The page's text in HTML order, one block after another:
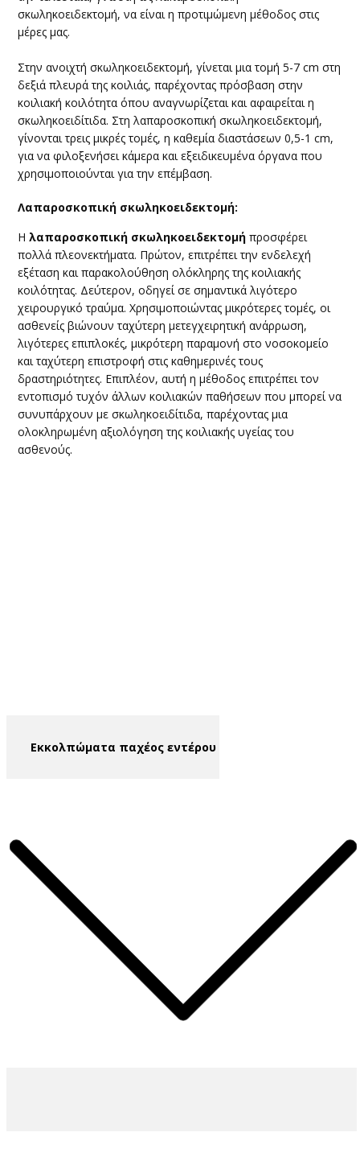
σκωληκοειδεκτομή, να είναι η προτιμώμενη μέθοδος στις
μέρες μας.
Στην ανοιχτή σκωληκοειδεκτομή, γίνεται μια τομή 5-7 cm στη
δεξιά πλευρά της κοιλιάς, παρέχοντας πρόσβαση στην
κοιλιακή κοιλότητα όπου αναγνωρίζεται και αφαιρείται η
σκωληκοειδίτιδα. Στη λαπαροσκοπική σκωληκοειδεκτομή,
γίνονται τρεις μικρές τομές, η καθεμία διαστάσεων 0,5-1 cm,
για να φιλοξενήσει κάμερα και εξειδικευμένα όργανα που
χρησιμοποιούνται για την επέμβαση.
​Λαπαροσκοπική σκωληκοειδεκτομή:
​Η λαπαροσκοπική σκωληκοειδεκτομή προσφέρει
πολλά πλεονεκτήματα. Πρώτον, επιτρέπει την ενδελεχή
εξέταση και παρακολούθηση ολόκληρης της κοιλιακής
κοιλότητας. Δεύτερον, οδηγεί σε σημαντικά λιγότερο
χειρουργικό τραύμα. Χρησιμοποιώντας μικρότερες τομές, οι
ασθενείς βιώνουν ταχύτερη μετεγχειρητική ανάρρωση,
λιγότερες επιπλοκές, μικρότερη παραμονή στο νοσοκομείο
και ταχύτερη επιστροφή στις καθημερινές τους
δραστηριότητες. Επιπλέον, αυτή η μέθοδος επιτρέπει τον
εντοπισμό τυχόν άλλων κοιλιακών παθήσεων που μπορεί να
συνυπάρχουν με σκωληκοειδίτιδα, παρέχοντας μια
ολοκληρωμένη αξιολόγηση της κοιλιακής υγείας του
ασθενούς.
​Εκκολπώματα παχέος εντέρου